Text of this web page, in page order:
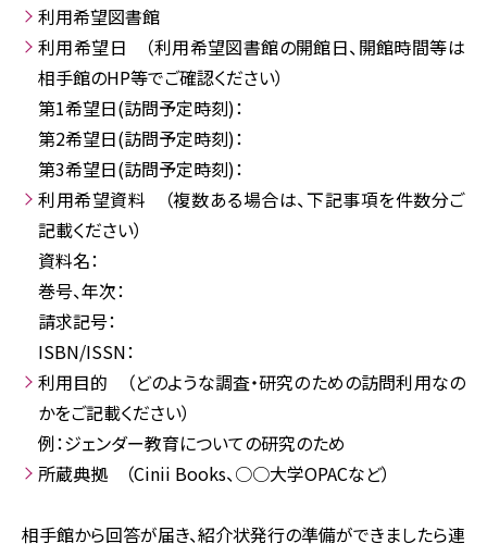
利用希望図書館
利用希望日 （利用希望図書館の開館日、開館時間等は
相手館のHP等でご確認ください）
第1希望日(訪問予定時刻)：
第2希望日(訪問予定時刻)：
第3希望日(訪問予定時刻)：
利用希望資料 （複数ある場合は、下記事項を件数分ご
記載ください）
資料名：
巻号、年次：
請求記号：
ISBN/ISSN：
利用目的 （どのような調査・研究のための訪問利用なの
かをご記載ください）
例：ジェンダー教育についての研究のため
所蔵典拠 （Cinii Books、○○大学OPACなど）
相手館から回答が届き、紹介状発行の準備ができましたら連